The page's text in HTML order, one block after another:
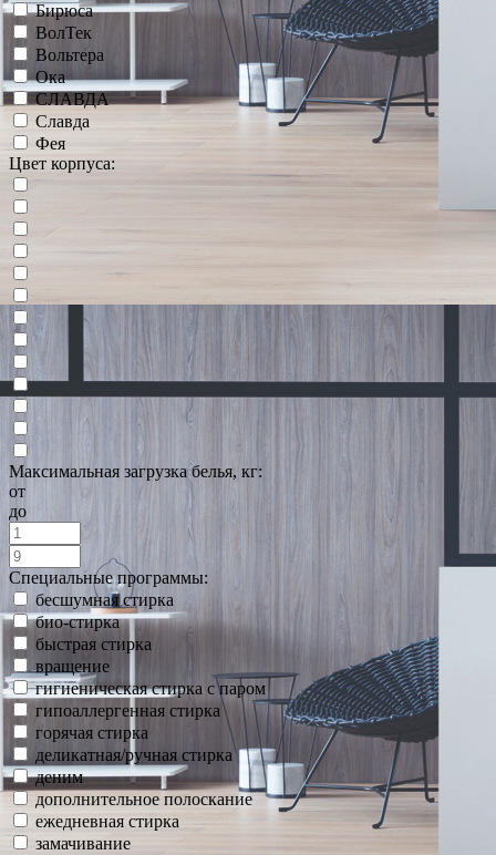
Бирюса
ВолТек
Вольтера
Ока
СЛАВДА
Славда
Фея
Цвет корпуса:
Максимальная загрузка белья, кг:
от
до
Специальные программы:
бесшумная стирка
био-стирка
быстрая стирка
вращение
гигиеническая стирка с паром
гипоаллергенная стирка
горячая стирка
деликатная/ручная стирка
деним
дополнительное полоскание
ежедневная стирка
замачивание